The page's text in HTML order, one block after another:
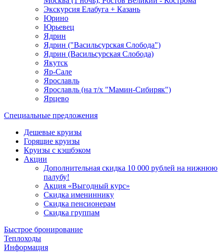
Экскурсия Елабуга + Казань
Юрино
Юрьевец
Ядрин
Ядрин ("Васильсурская Слобода")
Ядрин (Васильсурская Слобода)
Якутск
Яр-Сале
Ярославль
Ярославль (на т/х "Мамин-Сибиряк")
Ярцево
Специальные предложения
Дешевые круизы
Горящие круизы
Круизы с кэшбэком
Акции
Дополнительная скидка 10 000 рублей на нижнюю
палубу!
Акция «Выгодный курс»
Скидка имениннику
Скидка пенсионерам
Скидка группам
Быстрое бронирование
Теплоходы
Информация